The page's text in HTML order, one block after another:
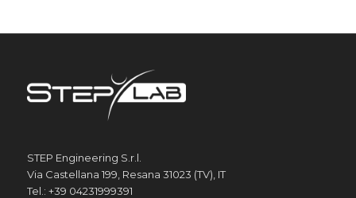
STEP Engineering S.r.l.
Via Castellana 199, Resana 31023 (TV), IT
Tel.: +39 04231999391